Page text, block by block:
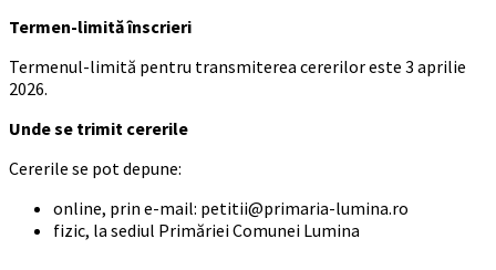
Termen-limită înscrieri
Termenul-limită pentru transmiterea cererilor este 3 aprilie
2026.
Unde se trimit cererile
Cererile se pot depune:
online, prin e-mail: petitii@primaria-lumina.ro
fizic, la sediul Primăriei Comunei Lumina